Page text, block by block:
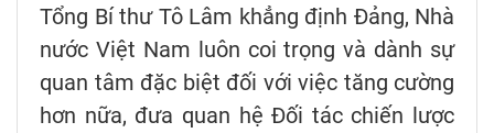
Tổng Bí thư Tô Lâm khẳng định Đảng, Nhà
nước Việt Nam luôn coi trọng và dành sự
quan tâm đặc biệt đối với việc tăng cường
hơn nữa, đưa quan hệ Đối tác chiến lược